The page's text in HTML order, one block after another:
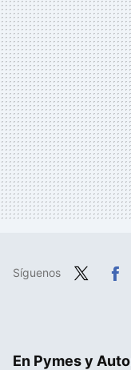
Síguenos
En Pymes y